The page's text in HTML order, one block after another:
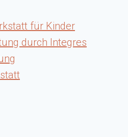
für Kinder
durch Integres